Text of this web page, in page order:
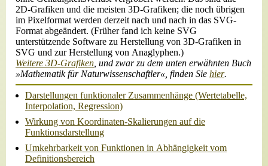
2D-Grafiken und die meisten 3D-Grafiken; die noch übrigen
im Pixelformat werden derzeit nach und nach in das SVG-
Format abgeändert. (Früher fand ich keine SVG
unterstützende Software zu Herstellung von 3D-Grafiken in
SVG und zur Herstellung von Anaglyphen.)
Weitere 3D-Grafiken , und zwar zu dem unten erwähnten Buch
»Mathematik für Naturwissenschaftler«, finden Sie hier.
Darstellungen funktionaler Zusammenhänge (Wertetabelle,
Interpolation, Regression)
Wirkung von Koordinaten-Skalierungen auf die
Funktionsdarstellung
Umkehrbarkeit von Funktionen in Abhängigkeit vom
Definitionsbereich